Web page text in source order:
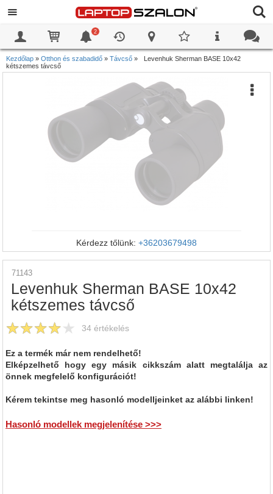
2
Kezdőlap » Otthon és szabadidő » Távcső »
Levenhuk Sherman BASE 10x42
kétszemes távcső
Kérdezz tőlünk: +36203679498
71143
Levenhuk Sherman BASE 10x42
kétszemes távcső
34 értékelés
Ez a termék már nem rendelhető!
Elképzelhető hogy egy másik cikkszám alatt megtalálja az
önnek megfelelő konfigurációt!
Kérem tekintse meg hasonló modelljeinket az alábbi linken!
Hasonló modellek megjelenítése >>>
0
0